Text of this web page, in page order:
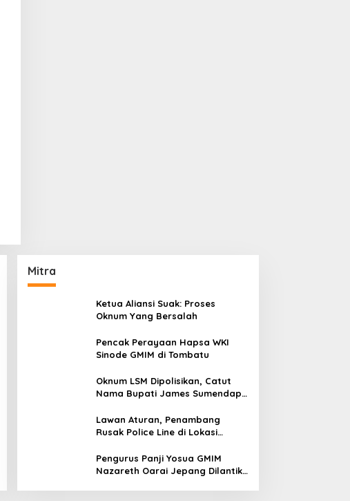
Mitra
Ketua Aliansi Suak: Proses
Oknum Yang Bersalah
Pencak Perayaan Hapsa WKI
Sinode GMIM di Tombatu
Oknum LSM Dipolisikan, Catut
Nama Bupati James Sumendap
Lawan Aturan, Penambang
Rusak Police Line di Lokasi
Mereka!!
Pengurus Panji Yosua GMIM
Nazareth Oarai Jepang Dilantik.